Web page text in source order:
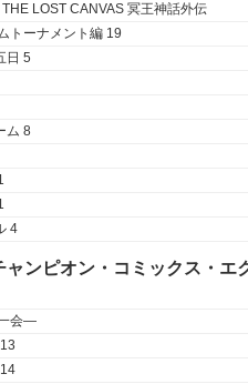
LOST CANVAS 冥王神話外伝
トーナメント編 19
日 5
ム 8
4
ャンピオン・コミックス・エ
会―